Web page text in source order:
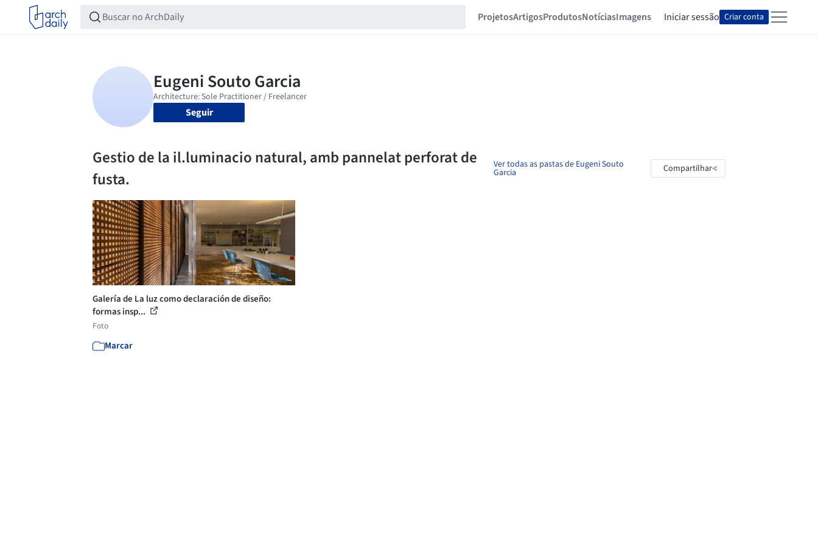
ProjetosArtigosProdutosNotíciasImagens Iniciar sessão Criar conta
Seguir
Gestio de la il.luminacio natural, amb pannelat perforat de
fusta.
Ver todas as pastas de Eugeni Souto
Garcia Compartilhar
Galería de La luz como declaración de diseño:
formas insp...
Foto
Marcar